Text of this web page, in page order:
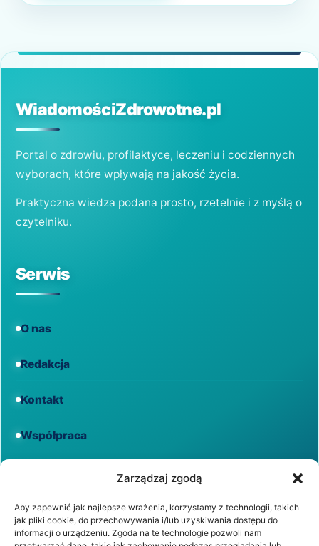
Zarządzaj zgodą
Aby zapewnić jak najlepsze wrażenia, korzystamy z technologii, takich
jak pliki cookie, do przechowywania i/lub uzyskiwania dostępu do
informacji o urządzeniu. Zgoda na te technologie pozwoli nam
Dlaczego? Dobry materac do…
ODPOWIEDNIO
ZDROWOTNYCH?
WiadomościZdrowotne.pl
Portal o zdrowiu, profilaktyce, leczeniu i codziennych
wyborach, które wpływają na jakość życia.
Praktyczna wiedza podana prosto, rzetelnie i z myślą o
czytelniku.
Serwis
O nas
Redakcja
Kontakt
Współpraca
Regulamin